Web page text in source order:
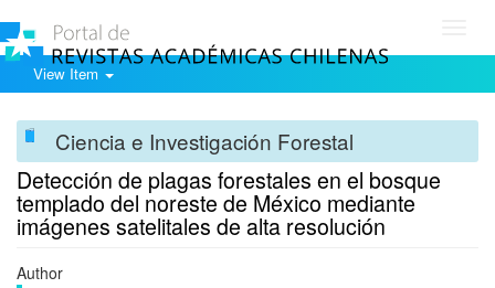
View Item
Ciencia e Investigación Forestal
Detección de plagas forestales en el bosque
templado del noreste de México mediante
imágenes satelitales de alta resolución
Author